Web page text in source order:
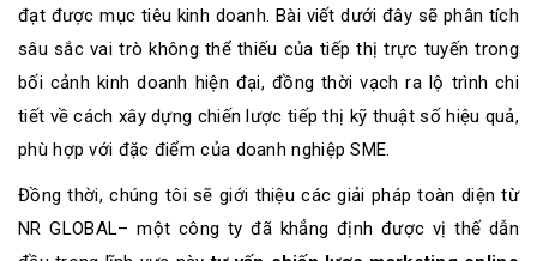
đạt được mục tiêu kinh doanh. Bài viết dưới đây sẽ phân tích
sâu sắc vai trò không thể thiếu của tiếp thị trực tuyến trong
bối cảnh kinh doanh hiện đại, đồng thời vạch ra lộ trình chi
tiết về cách xây dựng chiến lược tiếp thị kỹ thuật số hiệu quả,
phù hợp với đặc điểm của doanh nghiệp SME.
Đồng thời, chúng tôi sẽ giới thiệu các giải pháp toàn diện từ
NR GLOBAL– một công ty đã khẳng định được vị thế dẫn